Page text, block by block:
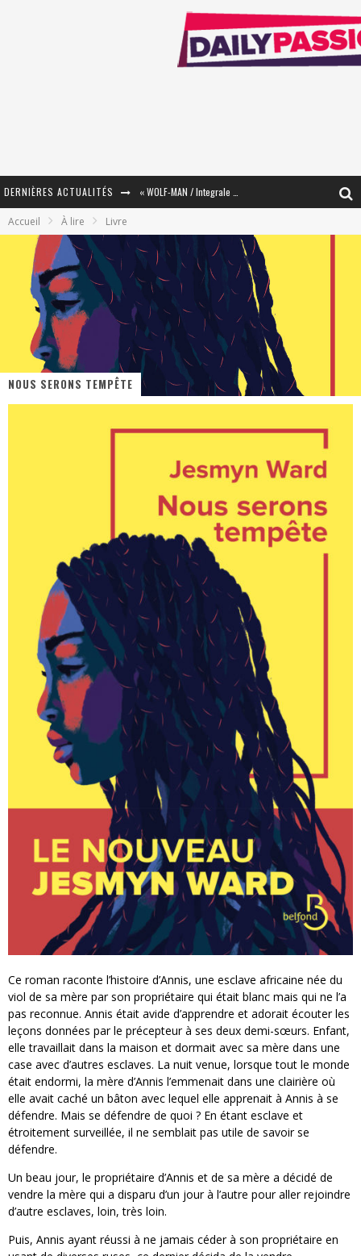
DERNIÈRES ACTUALITÉS
Star Fox
« MOFUSAND / Parler Japonais » – Des Expressions Pratiques !
« Le Vent dand les Saules » - Une Belle Histoire !
« Damn Them All » - Un duo de Choc !
Yoshi and the mysterious book
Accueil À lire Livre
NOUS SERONS TEMPÊTE
Ce roman raconte l’histoire d’Annis, une esclave africaine née du
viol de sa mère par son propriétaire qui était blanc mais qui ne l’a
pas reconnue. Annis était avide d’apprendre et adorait écouter les
leçons données par le précepteur à ses deux demi-sœurs. Enfant,
elle travaillait dans la maison et dormait avec sa mère dans une
case avec d’autres esclaves. La nuit venue, lorsque tout le monde
était endormi, la mère d’Annis l’emmenait dans une clairière où
elle avait caché un bâton avec lequel elle apprenait à Annis à se
défendre. Mais se défendre de quoi ? En étant esclave et
étroitement surveillée, il ne semblait pas utile de savoir se
défendre.
Un beau jour, le propriétaire d’Annis et de sa mère a décidé de
vendre la mère qui a disparu d’un jour à l’autre pour aller rejoindre
d’autre esclaves, loin, très loin.
Puis, Annis ayant réussi à ne jamais céder à son propriétaire en